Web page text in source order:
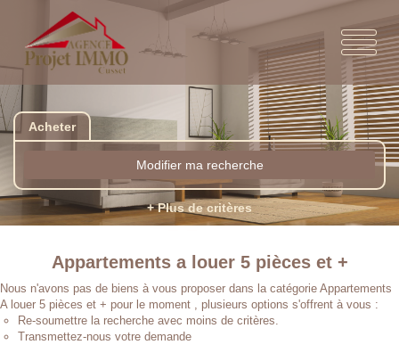
Acheter
Modifier ma recherche
+ Plus de critères
Appartements a louer 5 pièces et +
Nous n'avons pas de biens à vous proposer dans la catégorie Appartements
A louer 5 pièces et + pour le moment , plusieurs options s'offrent à vous :
Re-soumettre la recherche avec moins de critères.
Transmettez-nous votre demande